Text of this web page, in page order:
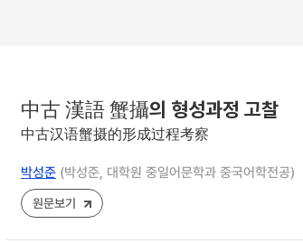
中古 漢語 蟹攝의 형성과정 고찰
中古汉语蟹摄的形成过程考察
박성준 (박성준, 대학원 중일어문학과 중국어학전공)
원문보기